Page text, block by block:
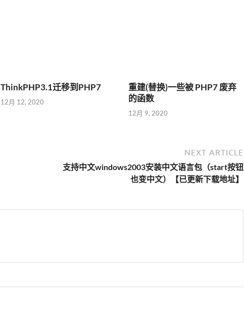
ThinkPHP3.1迁移到PHP7
12月 12, 2020
重建(替换)一些被 PHP7 废弃
的函数
12月 9, 2020
NEXT ARTICLE
支持中文windows2003安装中文语言包（start按钮
也变中文）【已更新下载地址】